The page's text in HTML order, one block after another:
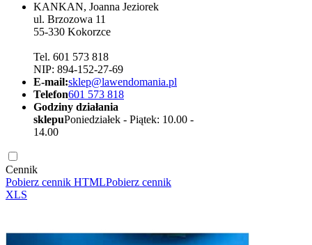
KANKAN, Joanna Jeziorek
ul. Brzozowa 11
55-330 Kokorzce
Tel. 601 573 818
NIP: 894-152-27-69
E-mail:sklep@lawendomania.pl
Telefon601 573 818
Godziny działania
sklepuPoniedziałek - Piątek: 10.00 -
14.00
Cennik
Pobierz cennik HTMLPobierz cennik
XLS